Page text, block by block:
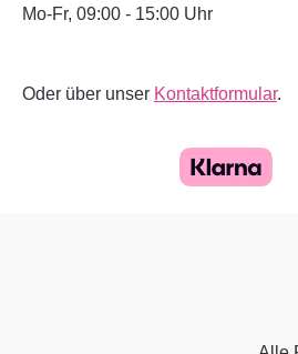
Mo-Fr, 09:00 - 15:00 Uhr
Oder über unser Kontaktformular.